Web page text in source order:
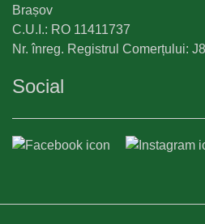
Brașov
C.U.I.: RO 11411737
Nr. înreg. Registrul Comerțului:
Social